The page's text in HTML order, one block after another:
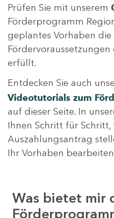
Prüfen Sie mit unserem
Förderprogramm
geplantes Vorhaben
erfüllt.
Entdecken Sie auch
Videotutorials zum
auf dieser Seite. In
Ihnen Schritt für Schritt,
Auszahlungsantrag
Ihr Vorhaben
Was bietet mir